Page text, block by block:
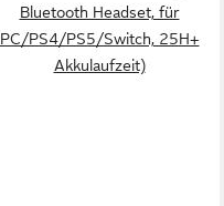
Bluetooth Headset, für
PC/PS4/PS5/Switch, 25H+
Akkulaufzeit)